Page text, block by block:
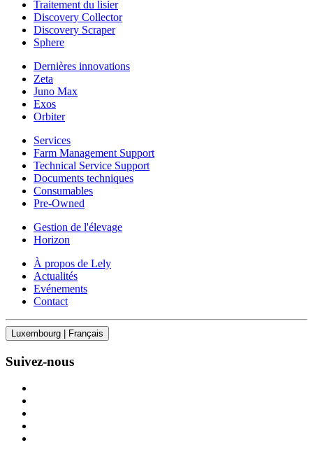
Traitement du lisier
Discovery Collector
Discovery Scraper
Sphere
Dernières innovations
Zeta
Juno Max
Exos
Orbiter
Services
Farm Management Support
Technical Service Support
Documents techniques
Consumables
Pre-Owned
Gestion de l'élevage
Horizon
À propos de Lely
Actualités
Evénements
Contact
Luxembourg | Français
Suivez-nous